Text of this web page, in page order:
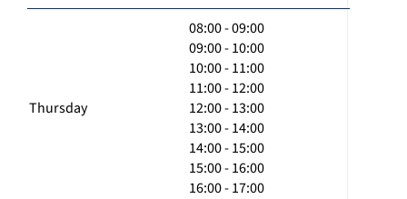
Thursday
08:00 - 09:00
09:00 - 10:00
10:00 - 11:00
11:00 - 12:00
12:00 - 13:00
13:00 - 14:00
14:00 - 15:00
15:00 - 16:00
16:00 - 17:00